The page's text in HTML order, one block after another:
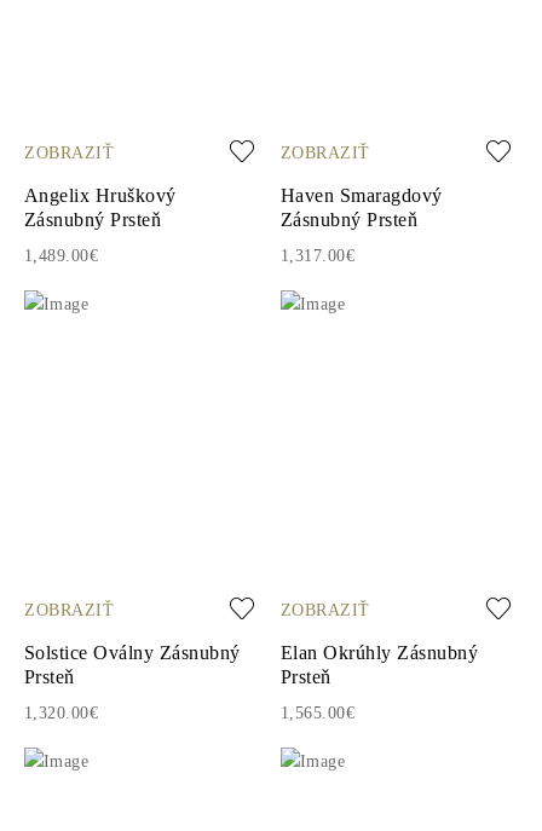
ZOBRAZIŤ
Angelix Hruškový
Zásnubný Prsteň
1,489.00€
ZOBRAZIŤ
Haven Smaragdový
Zásnubný Prsteň
1,317.00€
ZOBRAZIŤ
Solstice Oválny Zásnubný
Prsteň
1,320.00€
ZOBRAZIŤ
Elan Okrúhly Zásnubný
Prsteň
1,565.00€